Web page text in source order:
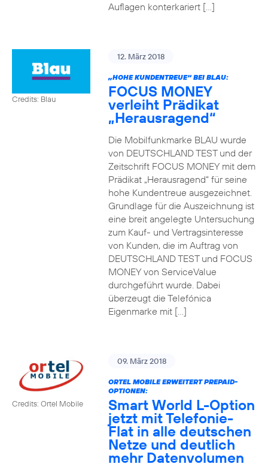
Auflagen konterkariert […]
Credits: Blau
12. März 2018
„HOHE KUNDENTREUE“ BEI BLAU:
FOCUS MONEY
verleiht Prädikat
„Herausragend“
Die Mobilfunkmarke BLAU wurde
von DEUTSCHLAND TEST und der
Zeitschrift FOCUS MONEY mit dem
Prädikat „Herausragend“ für seine
hohe Kundentreue ausgezeichnet.
Grundlage für die Auszeichnung ist
eine breit angelegte Untersuchung
zum Kauf- und Vertragsinteresse
von Kunden, die im Auftrag von
DEUTSCHLAND TEST und FOCUS
MONEY von ServiceValue
durchgeführt wurde. Dabei
überzeugt die Telefónica
Eigenmarke mit […]
Credits: Ortel Mobile
09. März 2018
ORTEL MOBILE ERWEITERT PREPAID-
OPTIONEN:
Smart World L-Option
jetzt mit Telefonie-
Flat in alle deutschen
Netze und deutlich
mehr Datenvolumen